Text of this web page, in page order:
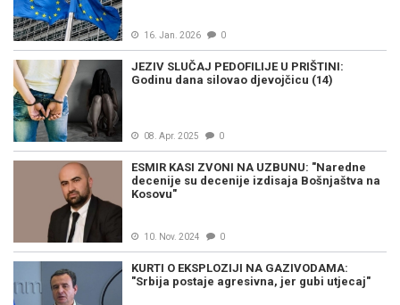
16. Jan. 2026 0
JEZIV SLUČAJ PEDOFILIJE U PRIŠTINI:
Godinu dana silovao djevojčicu (14)
08. Apr. 2025 0
ESMIR KASI ZVONI NA UZBUNU: "Naredne
decenije su decenije izdisaja Bošnjaštva na
Kosovu"
10. Nov. 2024 0
KURTI O EKSPLOZIJI NA GAZIVODAMA:
"Srbija postaje agresivna, jer gubi utjecaj"